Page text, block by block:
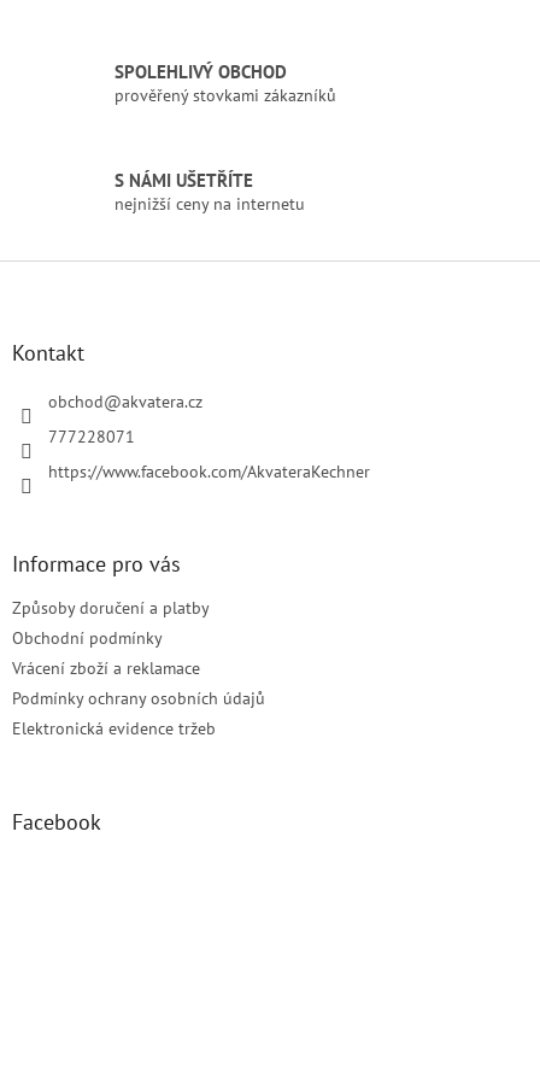
y
v
u
SPOLEHLIVÝ OBCHOD
prověřený stovkami zákazníků
S NÁMI UŠETŘÍTE
nejnižší ceny na internetu
Kontakt
obchod@akvatera.cz
777228071
https://www.facebook.com/AkvateraKechner
Informace pro vás
Způsoby doručení a platby
Obchodní podmínky
Vrácení zboží a reklamace
Podmínky ochrany osobních údajů
Elektronická evidence tržeb
Facebook